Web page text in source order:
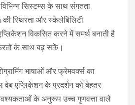
सिस्टम्स के साथ संगतता
की स्थिरता और स्केलेबिलिटी
विकसित करने में समर्थ बनाती है
के साथ बढ़ सकें।
भाषाओं और फ्रेमवर्क्स का
एप्लिकेशन के प्रदर्शन को बेहतर
के अनुरूप उच्च गुणवत्ता वाले